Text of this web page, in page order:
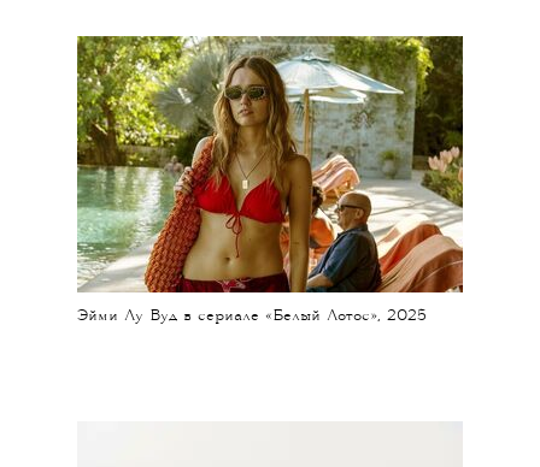
Эйми Лу Вуд в сериале «Белый Лотос», 2025